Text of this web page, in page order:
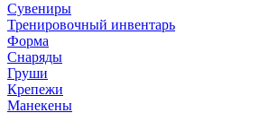
Сувениры
Тренировочный инвентарь
Форма
Снаряды
Груши
Крепежи
Манекены